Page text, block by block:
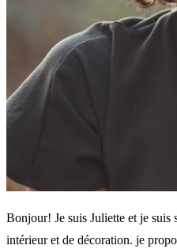
Bonjour! Je suis Juliette et je suis
intérieur et de décoration. je